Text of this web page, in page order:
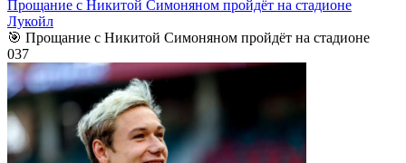
Прощание с Никитой Симоняном пройдёт на стадионе
Лукойл
🎯 Прощание с Никитой Симоняном пройдёт на стадионе
037